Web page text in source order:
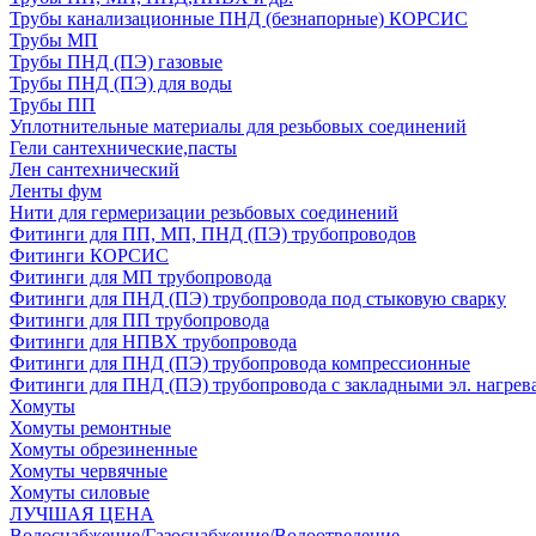
Трубы канализационные ПНД (безнапорные) КОРСИС
Трубы МП
Трубы ПНД (ПЭ) газовые
Трубы ПНД (ПЭ) для воды
Трубы ПП
Уплотнительные материалы для резьбовых соединений
Гели сантехнические,пасты
Лен сантехнический
Ленты фум
Нити для гермеризации резьбовых соединений
Фитинги для ПП, МП, ПНД (ПЭ) трубопроводов
Фитинги КОРСИС
Фитинги для МП трубопровода
Фитинги для ПНД (ПЭ) трубопровода под стыковую сварку
Фитинги для ПП трубопровода
Фитинги для НПВХ трубопровода
Фитинги для ПНД (ПЭ) трубопровода компрессионные
Фитинги для ПНД (ПЭ) трубопровода с закладными эл.
Хомуты
Хомуты ремонтные
Хомуты обрезиненные
Хомуты червячные
Хомуты силовые
ЛУЧШАЯ ЦЕНА